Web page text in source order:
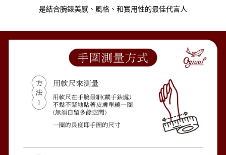
是結合腕錶美感、風格、和實用性的最佳代言人